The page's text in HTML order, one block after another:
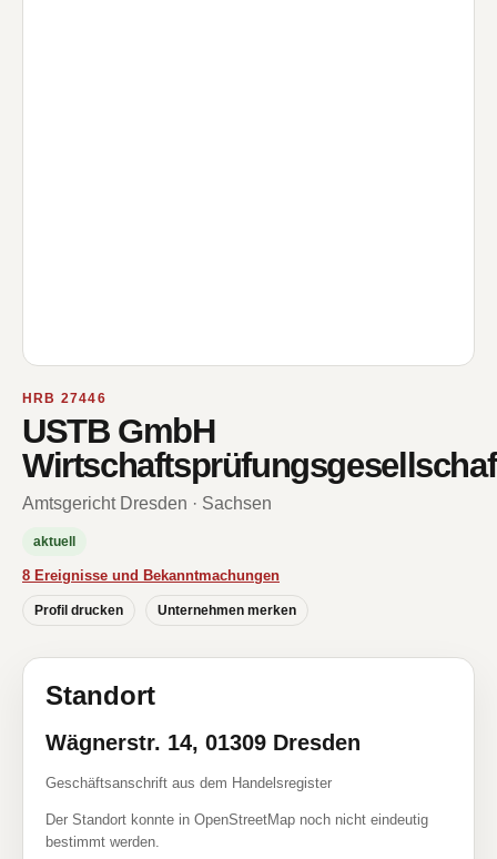
HRB 27446
USTB GmbH
Amtsgericht Dresden · Sachsen
aktuell
8 Ereignisse und Bekanntmachungen
Profil drucken Unternehmen merken
Standort
Wägnerstr. 14, 01309 Dresden
Geschäftsanschrift aus dem Handelsregister
Der Standort konnte in OpenStreetMap noch nicht eindeutig
bestimmt werden.